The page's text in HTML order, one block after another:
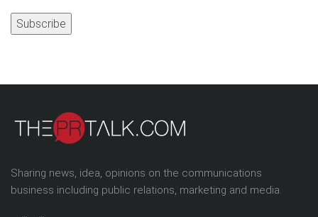
Sharing news, idea, opinions on the communications
business including public relations, marketing and media.